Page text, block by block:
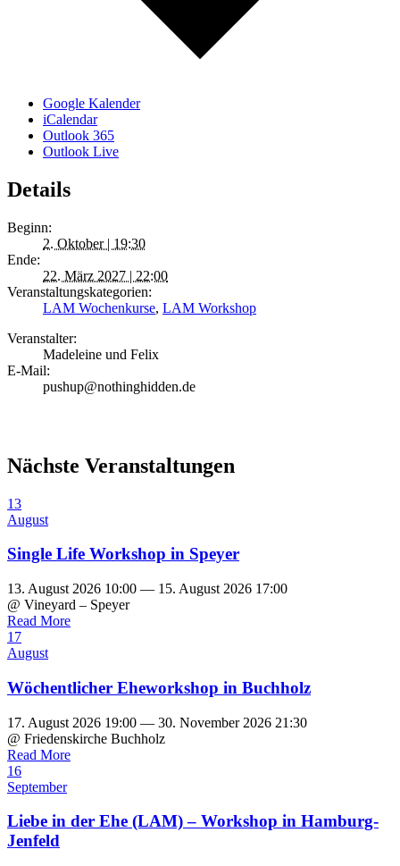
Google Kalender
iCalendar
Outlook 365
Outlook Live
Details
Beginn:
2. Oktober | 19:30
Ende:
22. März 2027 | 22:00
Veranstaltungskategorien:
LAM Wochenkurse, LAM Workshop
Veranstalter:
Madeleine und Felix
E-Mail:
pushup@nothinghidden.de
Nächste Veranstaltungen
13
August
Single Life Workshop in Speyer
13. August 2026 10:00 — 15. August 2026 17:00
@ Vineyard – Speyer
Read More
17
August
Wöchentlicher Eheworkshop in Buchholz
17. August 2026 19:00 — 30. November 2026 21:30
@ Friedenskirche Buchholz
Read More
16
September
Liebe in der Ehe (LAM) – Workshop in Hamburg-
Jenfeld